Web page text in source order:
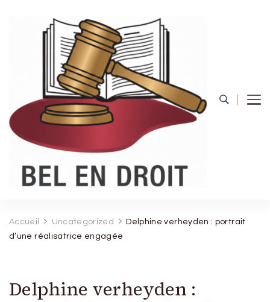
Accueil Uncategorized
Delphine verheyden : portrait
d’une réalisatrice engagée
Delphine verheyden :